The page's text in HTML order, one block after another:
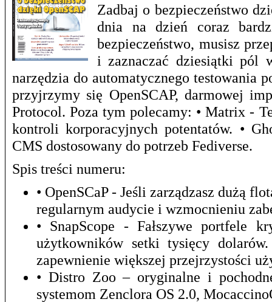
Zadbaj o bezpieczeństwo
dnia na dzień coraz
bezpieczeństwo, musisz
i zaznaczać dziesiątki pól
narzędzia do automatycznego testowania
przyjrzymy się OpenSCAP, darmowej
Protocol. Poza tym polecamy: • Matrix -
kontroli korporacyjnych potentatów. •
CMS dostosowany do potrzeb Fediverse.
Spis treści numeru:
• OpenSCaP - Jeśli zarządzasz dużą
regularnym audycie i wzmocnieniu
• SnapScope - Fałszywe portfele
użytkowników setki tysięcy
zapewnienie większej przejrzystości
• Distro Zoo – oryginalne i
systemom Zenclora OS 2.0,